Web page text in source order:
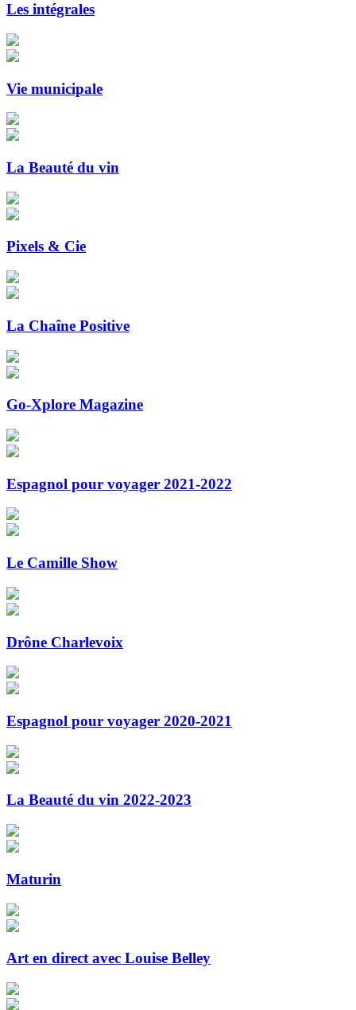
Les intégrales
Vie municipale
La Beauté du vin
Pixels & Cie
La Chaîne Positive
Go-Xplore Magazine
Espagnol pour voyager 2021-2022
Le Camille Show
Drône Charlevoix
Espagnol pour voyager 2020-2021
La Beauté du vin 2022-2023
Maturin
Art en direct avec Louise Belley